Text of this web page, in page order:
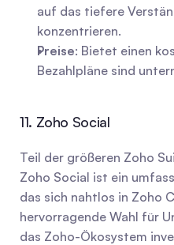
auf das tiefere
konzentrieren.
Preise: Bietet einen
Bezahlpläne sind
11. Zoho Social
Teil der größeren Zoho
Zoho Social ist ein
das sich nahtlos in Zoho
hervorragende Wahl für
das Zoho-Ökosystem